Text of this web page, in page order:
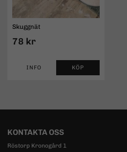
Skuggnät
78 kr
INFO KÖP
KONTAKTA OSS
Röstorp Kronogård 1